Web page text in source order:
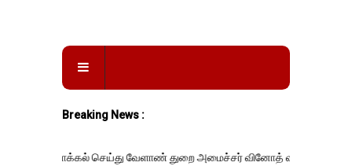
Breaking News :
செய்து வேளாண் துறை அமைச்சர் வினோத் வாசித்து வருகிறார். �.